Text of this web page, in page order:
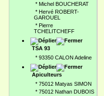
* Michel BOUCHERAT
* Hervé ROBERT-
GAROUEL
* Pierre
TCHELITCHEFF
TSA 93
* 93350 CALON Adeline
Apiculteurs
* 75012 Matyas SIMON
* 75012 Nathan DUBOIS